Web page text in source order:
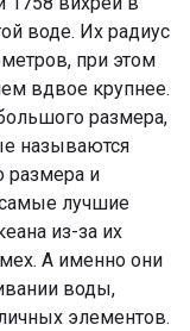
воде. Их радиус
при этом
вдвое крупнее.
размера,
называются
размера и
лучшие
из-за их
А именно они
воды,
элементов.